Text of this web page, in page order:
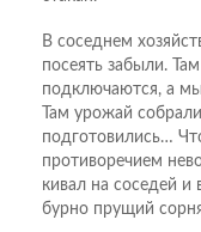
В соседнем
посеять забыли.
подключаются, а
Там урожай
подготовились…
противоречием
кивал на соседей
бурно прущий